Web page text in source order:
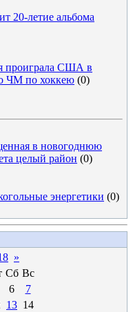
20-летие альбома
проиграла США в
ЧМ по хоккею (0)
в новогоднюю
целый район (0)
энергетики (0)
»
Сб Вс
6
7
13 14